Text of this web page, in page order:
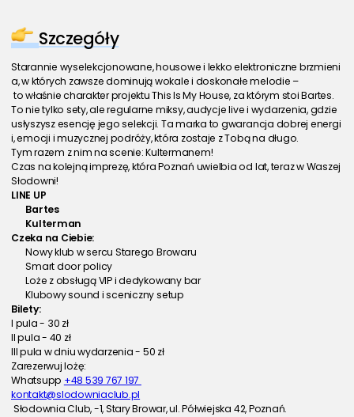
Szczegóły
Starannie wyselekcjonowane, housowe i lekko elektroniczne brzmieni
a, w których zawsze dominują wokale i doskonałe melodie –
to właśnie charakter projektu This Is My House, za którym stoi Bartes.
To nie tylko sety, ale regularne miksy, audycje live i wydarzenia, gdzie
usłyszysz esencję jego selekcji. Ta marka to gwarancja dobrej energi
i, emocji i muzycznej podróży, która zostaje z Tobą na długo.
Tym razem z nim na scenie: Kultermanem!
Czas na kolejną imprezę, która Poznań uwielbia od lat, teraz w Waszej
Słodowni!
LINE UP
Bartes
Kulterman
Czeka na Ciebie:
Nowy klub w sercu Starego Browaru
Smart door policy
Loże z obsługą VIP i dedykowany bar
Klubowy sound i sceniczny setup
Bilety:
I pula - 30 zł
II pula - 40 zł
III pula w dniu wydarzenia - 50 zł
Zarezerwuj lożę:
Whatsupp +48 539 767 197
kontakt@slodowniaclub.pl
Słodownia Club, -1, Stary Browar, ul. Półwiejska 42, Poznań.